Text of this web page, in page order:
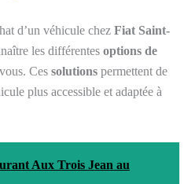
d’un véhicule chez Fiat Saint-
les différentes options de
Ces solutions permettent de
plus accessible et adaptée à
Aux Trois Jean au